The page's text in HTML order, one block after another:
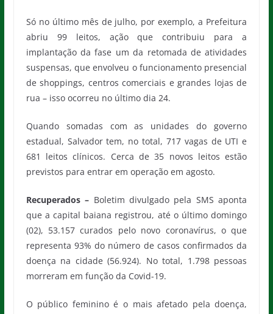
Só no último mês de julho, por exemplo, a Prefeitura
abriu 99 leitos, ação que contribuiu para a
implantação da fase um da retomada de atividades
suspensas, que envolveu o funcionamento presencial
de shoppings, centros comerciais e grandes lojas de
rua – isso ocorreu no último dia 24.
Quando somadas com as unidades do governo
estadual, Salvador tem, no total, 717 vagas de UTI e
681 leitos clínicos. Cerca de 35 novos leitos estão
previstos para entrar em operação em agosto.
Recuperados – Boletim divulgado pela SMS aponta
que a capital baiana registrou, até o último domingo
(02), 53.157 curados pelo novo coronavírus, o que
representa 93% do número de casos confirmados da
doença na cidade (56.924). No total, 1.798 pessoas
morreram em função da Covid-19.
O público feminino é o mais afetado pela doença,